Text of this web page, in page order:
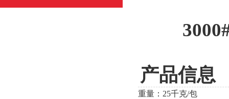
产品信息
重量： 25千克/包